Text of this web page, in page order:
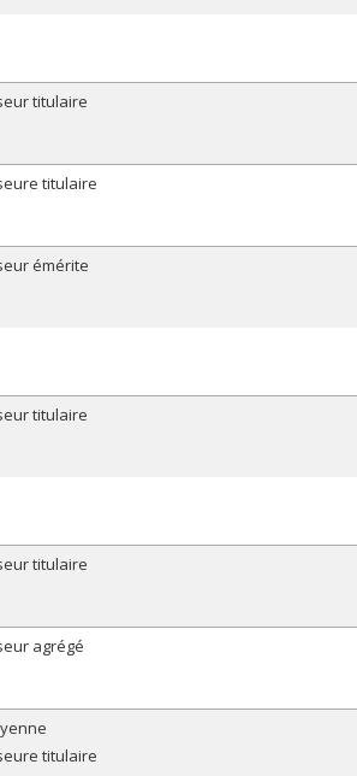
titulaire
titulaire
émérite
titulaire
titulaire
agrégé
titulaire